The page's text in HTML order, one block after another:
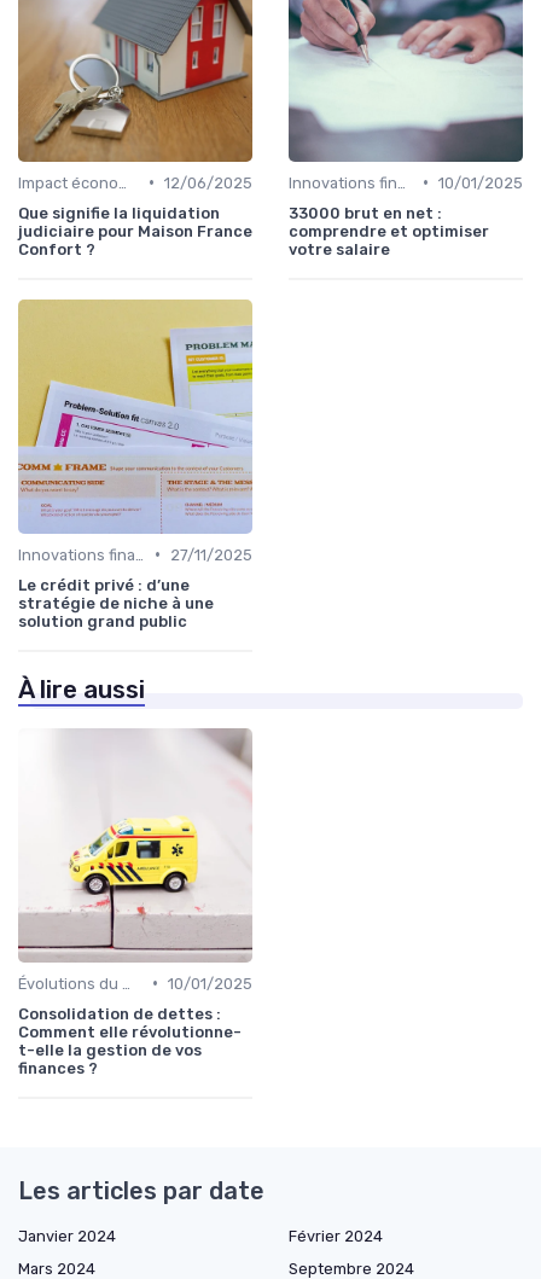
• 12/06/2025
Que signifie la liquidation
judiciaire pour Maison France
Confort ?
• 10/01/2025
33000 brut en net :
comprendre et optimiser
votre salaire
•
27/11/2025
Le crédit privé : d’une
stratégie de niche à une
solution grand public
À lire aussi
• 10/01/2025
Consolidation de dettes :
Comment elle révolutionne-
t-elle la gestion de vos
finances ?
Les articles par date
Janvier 2024
Février 2024
Mars 2024
Septembre 2024